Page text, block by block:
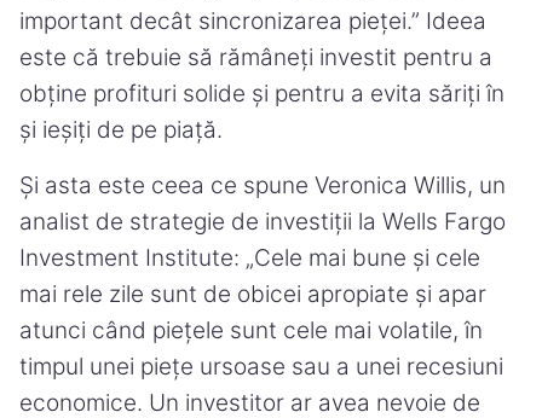
important decât sincronizarea pieței.” Ideea
este că trebuie să rămâneți investit pentru a
obține profituri solide și pentru a evita săriți în
și ieșiți de pe piață.
Și asta este ceea ce spune Veronica Willis, un
analist de strategie de investiții la Wells Fargo
Investment Institute: „Cele mai bune și cele
mai rele zile sunt de obicei apropiate și apar
atunci când piețele sunt cele mai volatile, în
timpul unei piețe ursoase sau a unei recesiuni
economice. Un investitor ar avea nevoie de